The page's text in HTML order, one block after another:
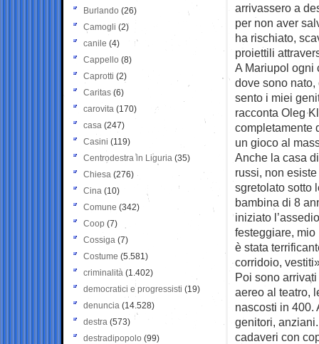
arrivassero a
per non aver
ha rischiato,
proiettili
A Mariupol ogni
dove sono
sento i miei
racconta Oleg
completamente
un gioco al
Anche la casa
russi, non
sgretolato sotto
bambina di 8
iniziato
festeggiare, mio
è stata
corridoio,
Poi sono
aereo al teatro,
nascosti in 400.
genitori,
cadaveri con
Burlando (26)
Camogli (2)
canile (4)
Cappello (8)
Caprotti (2)
Caritas (6)
carovita (170)
casa (247)
Casini (119)
Centrodestra in Liguria (35)
Chiesa (276)
Cina (10)
Comune (342)
Coop (7)
Cossiga (7)
Costume (5.581)
criminalità (1.402)
democratici e progressisti (19)
denuncia (14.528)
destra (573)
destradipopolo (99)